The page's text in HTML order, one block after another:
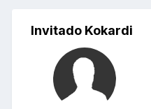
Invitado Kokardi